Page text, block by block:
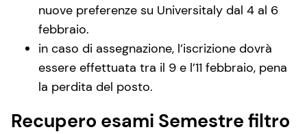
nuove preferenze su Universitaly dal 4 al 6
febbraio.
in caso di assegnazione, l’iscrizione dovrà
essere effettuata tra il 9 e l’11 febbraio, pena
la perdita del posto.
Recupero esami Semestre filtro